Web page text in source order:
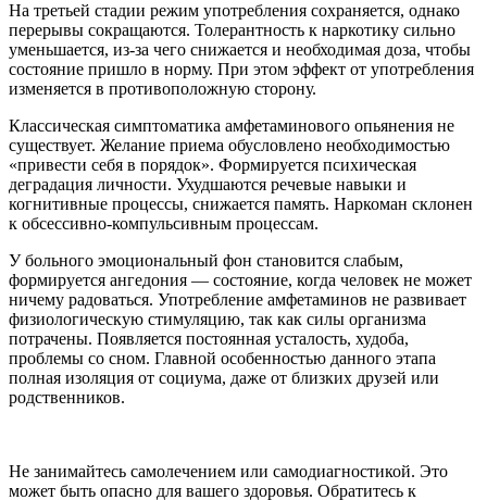
На третьей стадии режим употребления сохраняется, однако
перерывы сокращаются. Толерантность к наркотику сильно
уменьшается, из-за чего снижается и необходимая доза, чтобы
состояние пришло в норму. При этом эффект от употребления
изменяется в противоположную сторону.
Классическая симптоматика амфетаминового опьянения не
существует. Желание приема обусловлено необходимостью
«привести себя в порядок». Формируется психическая
деградация личности. Ухудшаются речевые навыки и
когнитивные процессы, снижается память. Наркоман склонен
к обсессивно-компульсивным процессам.
У больного эмоциональный фон становится слабым,
формируется ангедония — состояние, когда человек не может
ничему радоваться. Употребление амфетаминов не развивает
физиологическую стимуляцию, так как силы организма
потрачены. Появляется постоянная усталость, худоба,
проблемы со сном. Главной особенностью данного этапа
полная изоляция от социума, даже от близких друзей или
родственников.
Не занимайтесь самолечением или самодиагностикой. Это
может быть опасно для вашего здоровья. Обратитесь к